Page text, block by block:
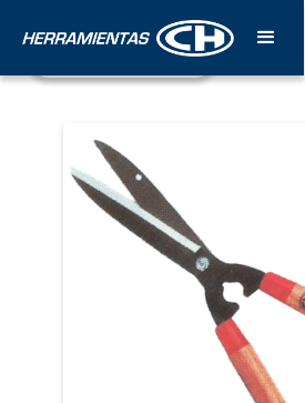
¡Póngase en contacto!